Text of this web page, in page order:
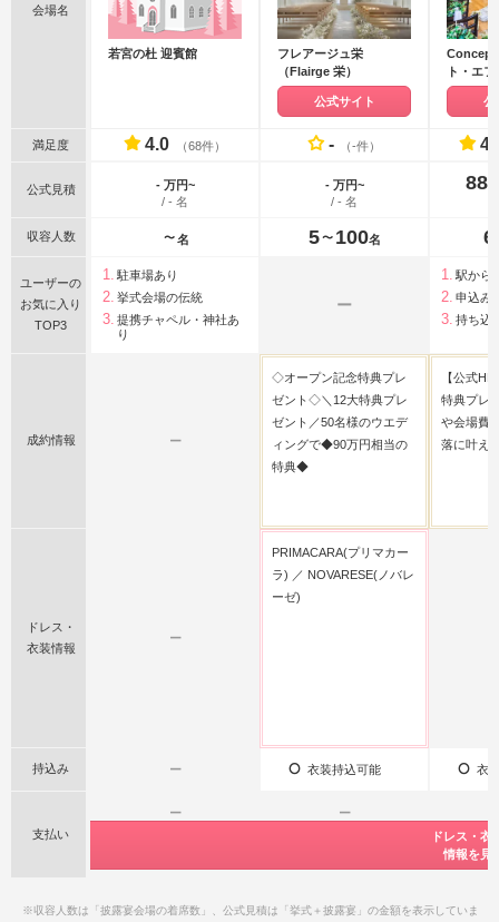
会場名
若宮の杜 迎賓館
フレアージュ栄
（Flairge 栄）
公式サイト
Concept
ト・エ
公
満足度 4.0 （68件） - （-件）
公式見積
- 万円~
/ - 名
- 万円~
/ - 名
88
収容人数 〜 名 5 〜 100名 6
ユーザーの
お気に入り
TOP3
駐車場あり
挙式会場の伝統
提携チャペル・神社あ
り
ー
駅から
申込み
持ち込
成約情報 ー
◇オープン記念特典プレ
ゼント◇＼12大特典プレ
ゼント／50名様のウエデ
ィングで◆90万円相当の
特典◆
【公式
特典プレ
や会場費
落に叶え
公式サイト
特典情報をチ
公式サイト
特典情報をチ
ドレス・
衣装情報
ー
PRIMACARA(プリマカー
ラ)
NOVARESE(ノバレ
ーゼ)
ドレス・衣
情報を見
ドレス・衣
情報を見
ドレス・衣
情報を見
持込み ー 衣装持込可能 衣
支払い
ー ー
※収容人数は「披露宴会場の着席数」、公式見積は「挙式＋披露宴」の金額を表示していま